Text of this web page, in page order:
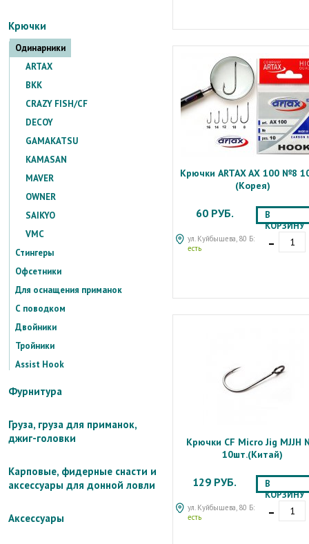
Крючки
Одинарники
ARTAX
BKK
CRAZY FISH/CF
DECOY
GAMAKATSU
KAMASAN
MAVER
OWNER
SAIKYO
VMC
Стингеры
Офсетники
Для оснащения приманок
С поводком
Двойники
Тройники
Assist Hook
Фурнитура
Груза, груза для приманок,
джиг-головки
Карповые, фидерные снасти и
аксессуары для донной ловли
Аксессуары
Крючки ARTAX AX 100 №8
(Корея)
60 РУБ.
ул. Куйбышева, 80 Б:
есть
В
КОРЗИНУ
-
Крючки CF Micro Jig MJJH
10шт.(Китай)
129 РУБ.
ул. Куйбышева, 80 Б:
есть
В
КОРЗИНУ
-